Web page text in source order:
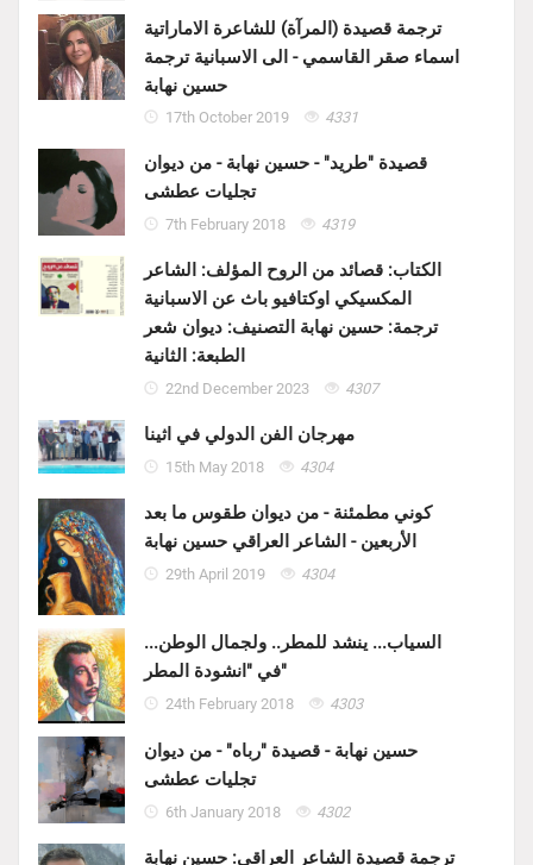
ترجمة قصيدة (المرآة) للشاعرة الاماراتية
اسماء صقر القاسمي - الى الاسبانية ترجمة
حسين نهابة
17th October 2019 4331
قصيدة "طريد" - حسين نهابة - من ديوان
تجليات عطشى
7th February 2018 4319
الكتاب: قصائد من الروح المؤلف: الشاعر
المكسيكي اوكتافيو باث عن الاسبانية
ترجمة: حسين نهابة التصنيف: ديوان شعر
الطبعة: الثانية
22nd December 2023 4307
مهرجان الفن الدولي في اثينا
15th May 2018 4304
كوني مطمئنة - من ديوان طقوس ما بعد
الأربعين - الشاعر العراقي حسين نهابة
29th April 2019 4304
السياب... ينشد للمطر.. ولجمال الوطن...
في "انشودة المطر"
24th February 2018 4303
حسين نهابة - قصيدة "رباه" - من ديوان
تجليات عطشى
6th January 2018 4302
ترجمة قصيدة الشاعر العراقي: حسين نهابة